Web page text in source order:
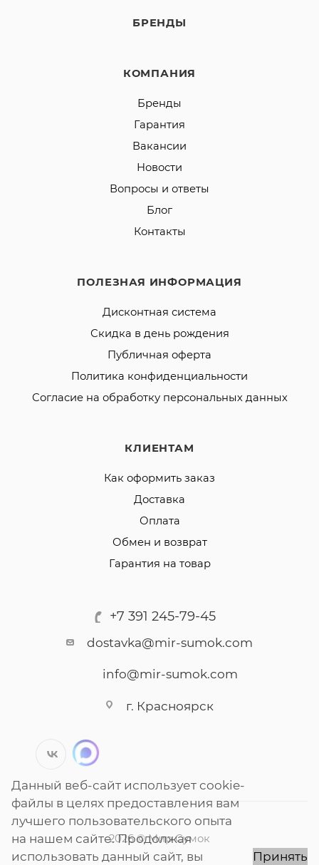
БРЕНДЫ
КОМПАНИЯ
Бренды
Гарантия
Вакансии
Новости
Вопросы и ответы
Блог
Контакты
ПОЛЕЗНАЯ ИНФОРМАЦИЯ
Дисконтная система
Скидка в день рождения
Публичная оферта
Политика конфиденциальности
Согласие на обработку персональных данных
КЛИЕНТАМ
Как оформить заказ
Доставка
Оплата
Обмен и возврат
Гарантия на товар
+7 391 245-79-45
dostavka@mir-sumok.com
info@mir-sumok.com
г. Красноярск
2026 © Мир Сумок
Данный веб-сайт использует cookie-
файлы в целях предоставления вам
лучшего пользовательского опыта
на нашем сайте. Продолжая
использовать данный сайт, вы
Принять